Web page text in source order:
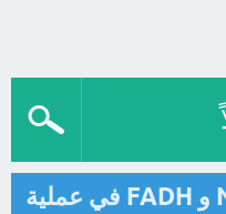
يتمثل دور كل من NADH و FADH في عملية